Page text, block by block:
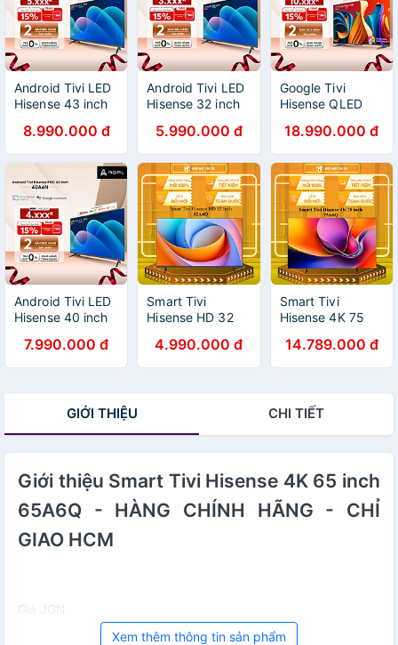
Android Tivi LED
Hisense 43 inch
Google Voice
Control, Bảo
Hành 2 Năm -
Hàng Chính Hãng
8.990.000 đ
Android Tivi LED
Hisense 32 inch
Google Voice
Control, bảo
hành chính hãng
2 năm - Hàng
Chính Hãng
5.990.000 đ
Google Tivi
Hisense QLED
55Q6N Google
Assistant Có
Tiếng Việt, Bảo
Hành 3 Năm -
Hàng Chính Hãng
18.990.000 đ
Android Tivi LED
Hisense 40 inch
Google Voice
Control, bảo
7.990.000 đ
Smart Tivi
Hisense HD 32
HÀNG CHÍNH
HÃNG - CHỈ
4.990.000 đ
Smart Tivi
Hisense 4K 75
HÀNG CHÍNH
HÃNG - CHỈ
14.789.000 đ
GIỚI THIỆU CHI TIẾT
Giới thiệu Smart Tivi Hisense 4K 65 inch
65A6Q - HÀNG CHÍNH HÃNG - CHỈ
GIAO HCM
Giá JGN
Xem thêm thông tin sản phẩm